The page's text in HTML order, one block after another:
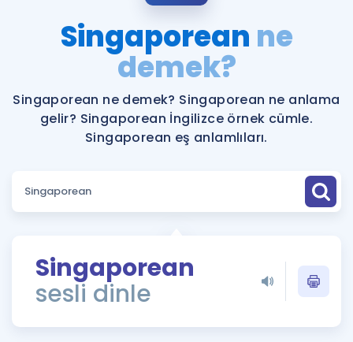
Şifremi Hatırlamıyorum
Katılımcı Görüşleri
Faydalı Araçlar
Ücretsiz Kaynaklar
Puan Hesaplama
ÖSYM Sınav Takvimi
Kampanyalar
İngilizce Gramer
Singaporean ne
demek?
Singaporean ne demek? Singaporean ne anlama
gelir? Singaporean İngilizce örnek cümle.
Singaporean eş anlamlıları.
Singaporean
sesli dinle